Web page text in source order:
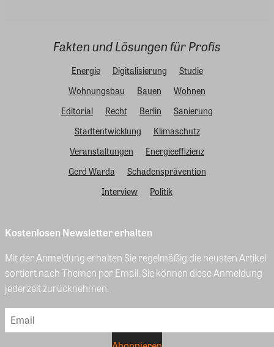
Fakten und Lösungen für Profis
Energie Digitalisierung
Studie
Wohnungsbau
Bauen
Wohnen
Editorial
Recht Berlin
Sanierung
Stadtentwicklung
Klimaschutz
Veranstaltungen
Energieeffizienz
Gerd Warda
Schadensprävention
Interview
Politik
Kostenlosen Newsletter erhalten
Mit der Anmeldung erhalten Sie regelmäßig die neusten Artikel
sortiert nach Themen per Email. Sie können diese Anmeldung
jederzeit zurücknehmen.